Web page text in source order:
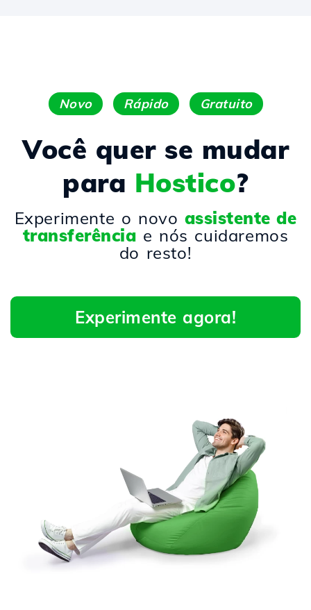
Novo Rápido Gratuito
Você quer se mudar
para Hostico?
Experimente o novo assistente de
transferência e nós cuidaremos
do resto!
Experimente agora!